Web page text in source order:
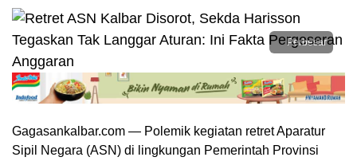
Perbesar
Gagasankalbar.com — Polemik kegiatan retret Aparatur
Sipil Negara (ASN) di lingkungan Pemerintah Provinsi